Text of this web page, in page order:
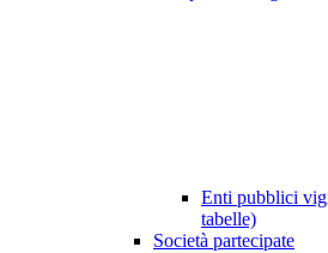
Enti pubblici
tabelle)
Società partecipate